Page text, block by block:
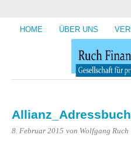
HOME ÜBER UNS
8. Februar 2015 von Wolfgang Ruch